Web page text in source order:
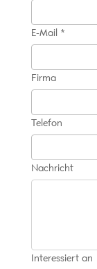
E-Mail *
Firma
Telefon
Nachricht
Interessiert an